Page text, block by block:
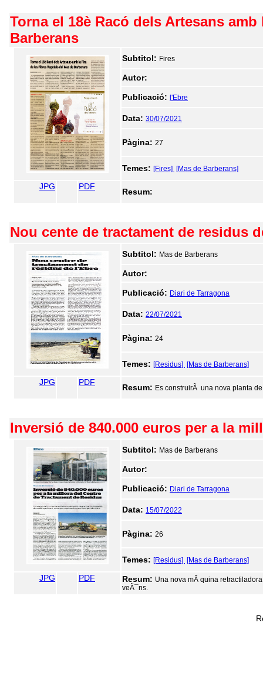
Torna el 18è Racó dels Artesans
Barberans
Subtitol: Fires
Autor:
Publicació: l'Ebre
Data: 30/07/2021
Pàgina: 27
Temes: [Fires] [Mas de Barberans]
JPG PDF
Resum:
Nou cente de tractament de residus
Subtitol: Mas de Barberans
Autor:
Publicació: Diari de Tarragona
Data: 22/07/2021
Pàgina: 24
Temes: [Residus] [Mas de Barberans]
JPG PDF
Resum: Es construirÃ una nova planta
Inversió de 840.000 euros per a la
Subtitol: Mas de Barberans
Autor:
Publicació: Diari de Tarragona
Data: 15/07/2022
Pàgina: 26
Temes: [Residus] [Mas de Barberans]
JPG PDF Resum: Una nova mÃ quina
veÃ¯ns.